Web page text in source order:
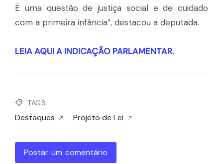
É uma questão de justiça social e de cuidado
com a primeira infância”, destacou a deputada.
LEIA AQUI A INDICAÇÃO PARLAMENTAR.
TAGS:
Destaques Projeto de Lei
Postar um comentário